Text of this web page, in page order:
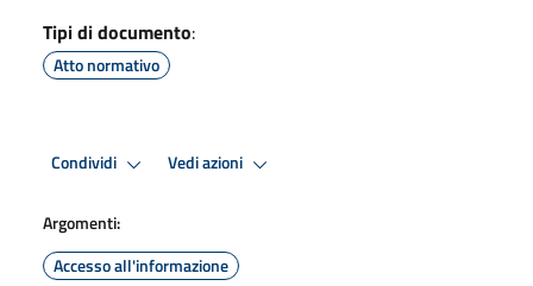
Tipi di documento:
Atto normativo
Condividi Vedi azioni
Argomenti:
Accesso all'informazione